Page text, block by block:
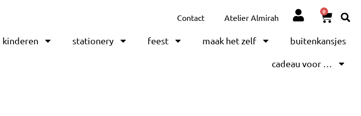
Contact Atelier Almirah
0
kinderen stationery feest maak het zelf buitenkansjes
cadeau voor …